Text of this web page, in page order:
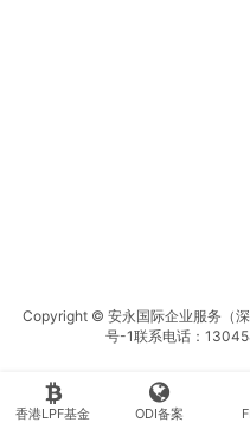
Copyright © 安永国际企业服务（
号-1联系电话：
香港LPF基金 ODI备案